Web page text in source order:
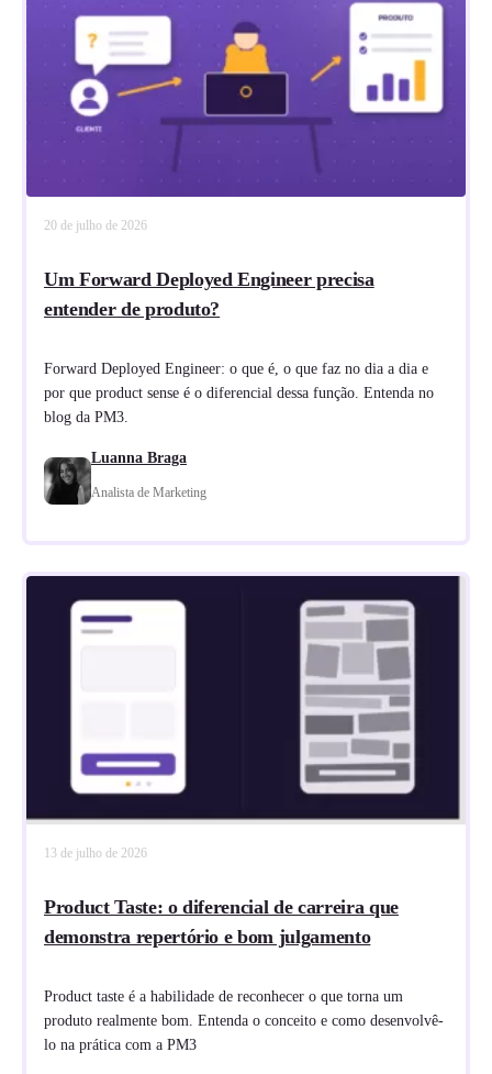
20 de julho de 2026
Um Forward Deployed Engineer precisa
entender de produto?
Forward Deployed Engineer: o que é, o que faz no dia a dia e
por que product sense é o diferencial dessa função. Entenda no
blog da PM3.
Luanna Braga
Analista de Marketing
13 de julho de 2026
Product Taste: o diferencial de carreira que
demonstra repertório e bom julgamento
Product taste é a habilidade de reconhecer o que torna um
produto realmente bom. Entenda o conceito e como desenvolvê-
lo na prática com a PM3